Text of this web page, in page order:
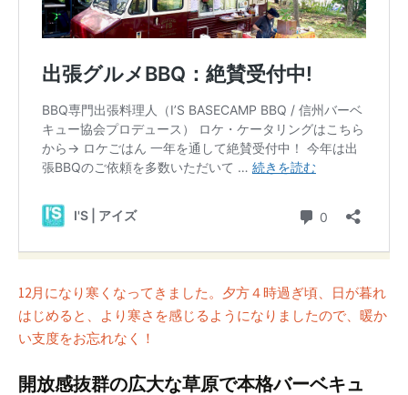
12月になり寒くなってきました。夕方４時過ぎ頃、日が暮れ
はじめると、より寒さを感じるようになりましたので、暖か
い支度をお忘れなく！
開放感抜群の広大な草原で本格バーベキュ